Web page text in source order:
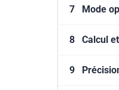
7 Mode
8 Calcul
9